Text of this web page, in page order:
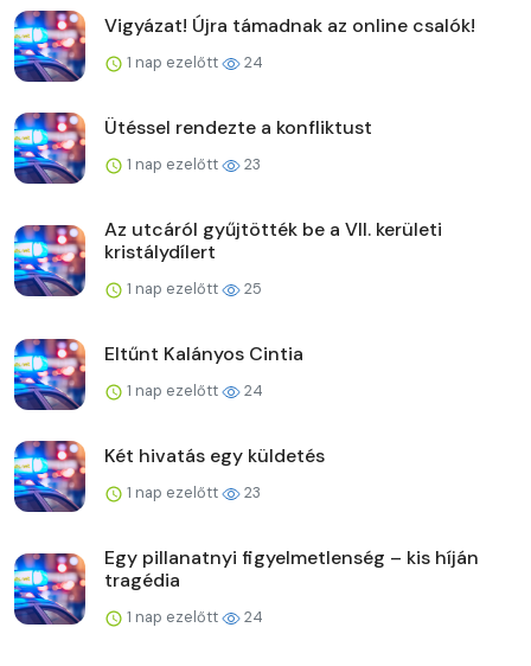
Vigyázat! Újra támadnak az online csalók!
1 nap ezelőtt 24
Ütéssel rendezte a konfliktust
1 nap ezelőtt 23
Az utcáról gyűjtötték be a VII. kerületi
kristálydílert
1 nap ezelőtt 25
Eltűnt Kalányos Cintia
1 nap ezelőtt 24
Két hivatás egy küldetés
1 nap ezelőtt 23
Egy pillanatnyi figyelmetlenség – kis híján
tragédia
1 nap ezelőtt 24